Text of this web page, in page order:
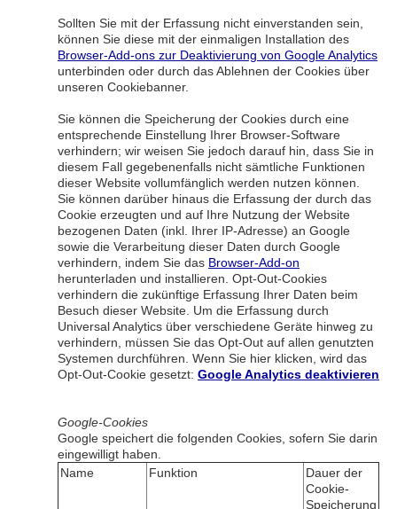
Sollten Sie mit der Erfassung nicht einverstanden sein,
können Sie diese mit der einmaligen Installation des
Browser-Add-ons zur Deaktivierung von Google Analytics
unterbinden oder durch das Ablehnen der Cookies über
unseren Cookiebanner.
Sie können die Speicherung der Cookies durch eine
entsprechende Einstellung Ihrer Browser-Software
verhindern; wir weisen Sie jedoch darauf hin, dass Sie in
diesem Fall gegebenenfalls nicht sämtliche Funktionen
dieser Website vollumfänglich werden nutzen können.
Sie können darüber hinaus die Erfassung der durch das
Cookie erzeugten und auf Ihre Nutzung der Website
bezogenen Daten (inkl. Ihrer IP-Adresse) an Google
sowie die Verarbeitung dieser Daten durch Google
verhindern, indem Sie das Browser-Add-on
herunterladen und installieren. Opt-Out-Cookies
verhindern die zukünftige Erfassung Ihrer Daten beim
Besuch dieser Website. Um die Erfassung durch
Universal Analytics über verschiedene Geräte hinweg zu
verhindern, müssen Sie das Opt-Out auf allen genutzten
Systemen durchführen. Wenn Sie hier klicken, wird das
Opt-Out-Cookie gesetzt: Google Analytics deaktivieren
Google-Cookies
Google speichert die folgenden Cookies, sofern Sie darin
eingewilligt haben.
Name
Funktion
Dauer der
Cookie-
Speicherung